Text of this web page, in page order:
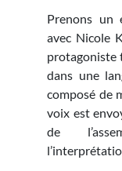
Prenons un
avec Nicole
protagoniste
dans une
composé de
voix est
de